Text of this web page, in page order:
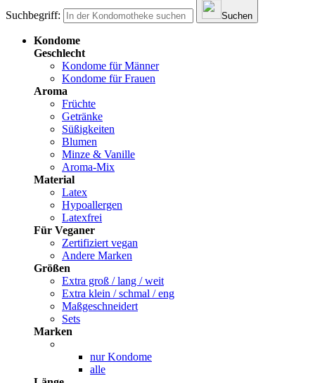
Suchbegriff: Suchen
Kondome
Geschlecht
Kondome für Männer
Kondome für Frauen
Aroma
Früchte
Getränke
Süßigkeiten
Blumen
Minze & Vanille
Aroma-Mix
Material
Latex
Hypoallergen
Latexfrei
Für Veganer
Zertifiziert vegan
Andere Marken
Größen
Extra groß / lang / weit
Extra klein / schmal / eng
Maßgeschneidert
Sets
Marken
nur Kondome
alle